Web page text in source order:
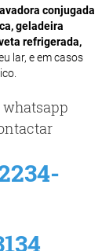
conjugada
geladeira
refrigerada,
lar, e em casos